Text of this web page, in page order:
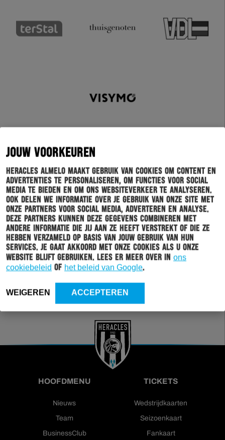
JOUW VOORKEUREN
Heracles Almelo maakt gebruik van cookies om content en
advertenties te personaliseren, om functies voor social
media te bieden en om ons websiteverkeer te analyseren.
Ook delen we informatie over je gebruik van onze site met
onze partners voor social media, adverteren en analyse.
Deze partners kunnen deze gegevens combineren met
andere informatie die jij aan ze heeft verstrekt of die ze
hebben verzameld op basis van jouw gebruik van hun
services. Je gaat akkoord met onze cookies als u onze
website blijft gebruiken. Lees er meer over in ons
cookiebeleid of het beleid van Google.
WEIGEREN ACCEPTEREN
Schrijf je in voor onze nieuwsbrief
Wil jij altijd en overal op de hoogte gehouden worden
van al het clubnieuws? Schrijf je dan in voor de
nieuwsbrief van Heracles Almelo. Doordat je zelf aan
kan geven welk nieuws jij van ons wil ontvangen,
sturen wij alleen nieuws wat voor jou relevant is.
HOOFDMENU
Nieuws
Team
BusinessClub
TICKETS
Wedstrijdkaarten
Seizoenkaart
Fankaart